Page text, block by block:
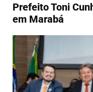
Prefeito Toni
em Marabá